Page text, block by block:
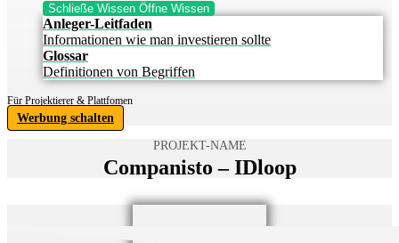
Schließe Wissen Öffne Wissen
Anleger-Leitfaden
Informationen wie man investieren sollte
Glossar
Definitionen von Begriffen
Für Projektierer & Plattfomen
Werbung schalten
PROJEKT-NAME
Companisto – IDloop